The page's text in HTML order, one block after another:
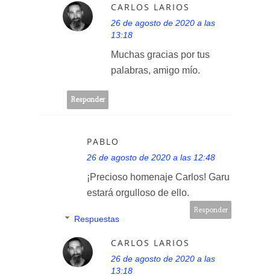
CARLOS LARIOS
26 de agosto de 2020 a las
13:18
Muchas gracias por tus
palabras, amigo mío.
Responder
PABLO
26 de agosto de 2020 a las 12:48
¡Precioso homenaje Carlos! Garu
estará orgulloso de ello.
Responder
Respuestas
CARLOS LARIOS
26 de agosto de 2020 a las
13:18